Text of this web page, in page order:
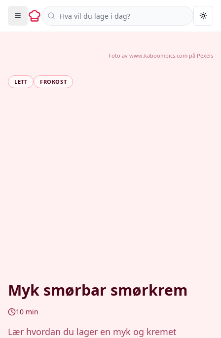
Søk i oppskrifter
LETT FROKOST
Myk smørbar smørkrem
10 min
Lær hvordan du lager en myk og kremet
Foto av www.kaboompics.com på Pexels